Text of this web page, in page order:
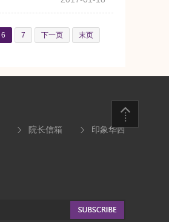
6 7 下一页 末页
院长信箱 印象华西